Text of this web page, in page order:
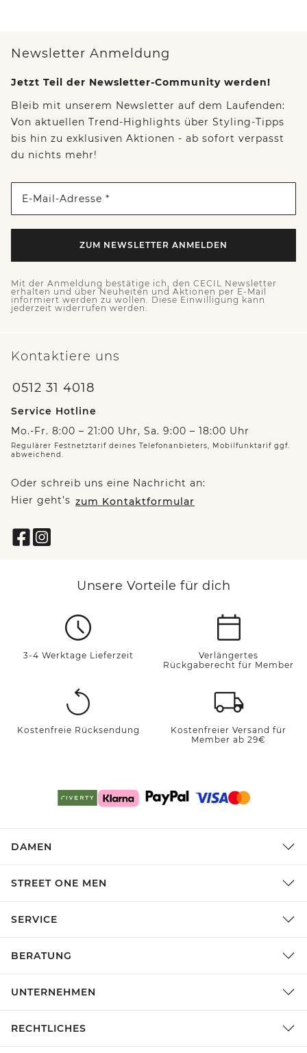
Newsletter Anmeldung
Jetzt Teil der Newsletter-Community werden!
Bleib mit unserem Newsletter auf dem Laufenden:
Von aktuellen Trend-Highlights über Styling-Tipps
bis hin zu exklusiven Aktionen - ab sofort verpasst
du nichts mehr!
E-Mail-Adresse *
ZUM NEWSLETTER ANMELDEN
Mit der Anmeldung bestätige ich, den CECIL Newsletter
erhalten und über Neuheiten und Aktionen per E-Mail
informiert werden zu wollen. Diese Einwilligung kann
jederzeit widerrufen werden.
Kontaktiere uns
0512 31 4018
Service Hotline
Mo.-Fr. 8:00 – 21:00 Uhr, Sa. 9:00 – 18:00 Uhr
Regulärer Festnetztarif deines Telefonanbieters, Mobilfunktarif ggf.
abweichend.
Oder schreib uns eine Nachricht an:
Hier geht’s zum Kontaktformular
Unsere Vorteile für dich
3-4 Werktage Lieferzeit
Verlängertes
Rückgaberecht für Member
Kostenfreie Rücksendung
Kostenfreier Versand für
Member ab 29€
DAMEN
STREET ONE MEN
SERVICE
BERATUNG
UNTERNEHMEN
RECHTLICHES